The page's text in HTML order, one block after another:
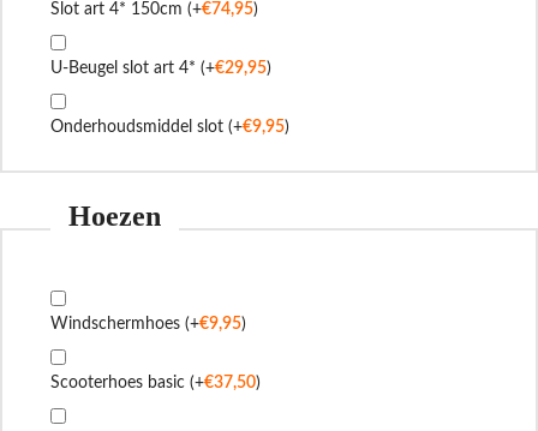
Slot art 4* 150cm (+€74,95)
U-Beugel slot art 4* (+€29,95)
Onderhoudsmiddel slot (+€9,95)
Hoezen
Windschermhoes (+€9,95)
Scooterhoes basic (+€37,50)